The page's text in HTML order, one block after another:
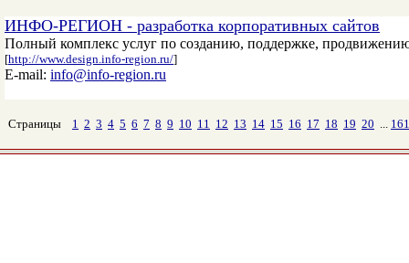
ИНФО-РЕГИОН - разработка корпоративных сайтов
Полный комплекс услуг по созданию, поддержке,
[http://www.design.info-region.ru/]
E-mail: info@info-region.ru
Страницы 1 2 3 4 5 6 7 8 9 10 11 12 13 14 15 16 17 18 19 20 ... 161